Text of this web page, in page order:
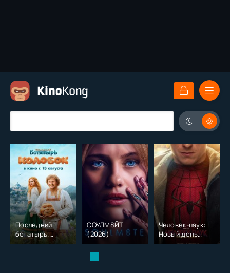
Последний
богатырь.
Колобок (2026)
СОУЛМ8ЙТ
(2026)
Человек-паук:
Новый день
(2026)